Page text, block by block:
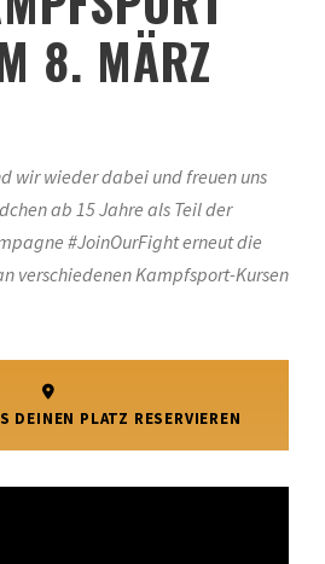
8. MÄRZ
wir wieder dabei und freuen uns
ab 15 Jahre als Teil der
#JoinOurFight erneut die
verschiedenen Kampfsport-Kursen
DEINEN PLATZ RESERVIEREN